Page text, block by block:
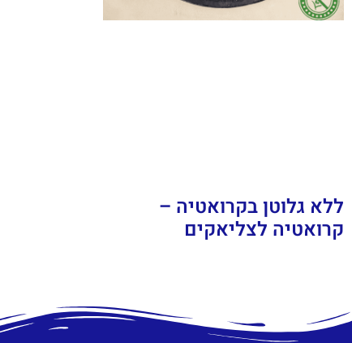
ללא גלוטן בקרואטיה –
קרואטיה לצליאקים